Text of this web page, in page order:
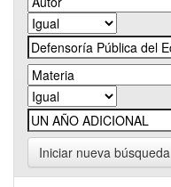
Iniciar nueva búsqueda